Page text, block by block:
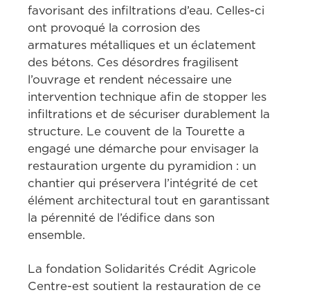
favorisant des infiltrations d’eau. Celles-ci
ont provoqué la corrosion des
armatures métalliques et un éclatement
des bétons. Ces désordres fragilisent
l’ouvrage et rendent nécessaire une
intervention technique afin de stopper les
infiltrations et de sécuriser durablement la
structure. Le couvent de la Tourette a
engagé une démarche pour envisager la
restauration urgente du pyramidion : un
chantier qui préservera l’intégrité de cet
élément architectural tout en garantissant
la pérennité de l’édifice dans son
ensemble.
La fondation Solidarités Crédit Agricole
Centre-est soutient la restauration de ce